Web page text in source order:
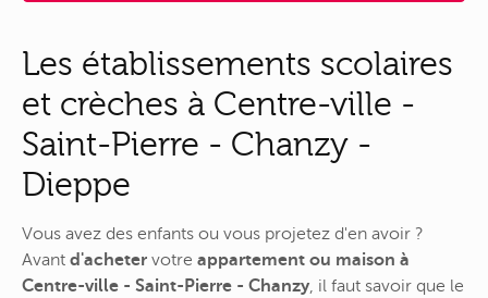
Les établissements scolaires
et crèches à Centre-ville -
Saint-Pierre - Chanzy -
Dieppe
Vous avez des enfants ou vous projetez d'en avoir ?
Avant d'acheter votre appartement ou maison à
Centre-ville - Saint-Pierre - Chanzy, il faut savoir que le